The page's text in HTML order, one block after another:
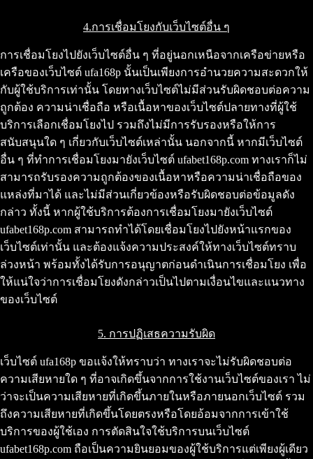
4.การเชื่อมโยงกับเว็บไซต์อื่น ๆ
การเชื่อมโยงไปยังเว็บไซต์อื่น ๆ ที่อยู่นอกเหนือจากเครือข่ายหรือ
เครือของเว็บไซต์ ufa168p นั้นเป็นเพียงการอำนวยความสะดวกให้
กับผู้ใช้บริการเท่านั้น โดยทางเว็บไซต์ไม่มีส่วนรับผิดชอบต่อความ
ถูกต้อง ความน่าเชื่อถือ หรือเนื้อหาของเว็บไซต์ปลายทางที่ผู้ใช้
บริการเลือกเชื่อมโยงไป รวมถึงไม่มีการรับรองหรือให้การ
สนับสนุนใด ๆ เกี่ยวกับเว็บไซต์เหล่านั้น นอกจากนี้ หากมีเว็บไซต์
อื่น ๆ ที่ทำการเชื่อมโยงมายังเว็บไซต์ ufabet168p.com ทางเราก็ไม่
สามารถรับรองความถูกต้องของเนื้อหาหรือความน่าเชื่อถือของ
แหล่งที่มาได้ และไม่มีส่วนเกี่ยวข้องหรือรับผิดชอบต่อข้อมูลดัง
กล่าว ทั้งนี้ หากผู้ใช้บริการต้องการเชื่อมโยงมายังเว็บไซต์
ufabet168p.com สามารถทำได้โดยเชื่อมโยงไปยังหน้าแรกของ
เว็บไซต์เท่านั้น และต้องแจ้งความประสงค์ให้ทางเว็บไซต์ทราบ
ล่วงหน้า พร้อมทั้งได้รับการอนุญาตก่อนดำเนินการเชื่อมโยง เพื่อ
ให้แน่ใจว่าการเชื่อมโยงดังกล่าวเป็นไปตามเงื่อนไขและแนวทาง
ของเว็บไซต์
5. การปฏิเสธความรับผิด
เว็บไซต์ ufa168p ขอแจ้งให้ทราบว่า ทางเราจะไม่รับผิดชอบต่อ
ความเสียหายใด ๆ ที่อาจเกิดขึ้นจากการใช้งานเว็บไซต์ของเรา ไม่
ว่าจะเป็นความเสียหายที่เกิดขึ้นภายในหรือภายนอกเว็บไซต์ รวม
ถึงความเสียหายที่เกิดขึ้นโดยตรงหรือโดยอ้อมจากการเข้าใช้
บริการของผู้ใช้เอง การตัดสินใจใช้บริการบนเว็บไซต์
ufabet168p.com ถือเป็นความยินยอมของผู้ใช้บริการแต่เพียงผู้เดียว